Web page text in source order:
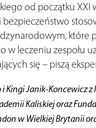
od początku XXI
bezpieczeństwo
które
w leczeniu zespołu
się – piszą
Kingi Janik-Koncewicz
Kaliskiej oraz
w Wielkiej Brytanii